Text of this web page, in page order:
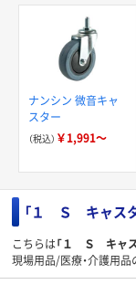
ナンシン 微音キャ
スター
（税込） ￥1,991～
「１ Ｓ キャス
こちらは「１ Ｓ キャス
現場用品/医療・介護用品